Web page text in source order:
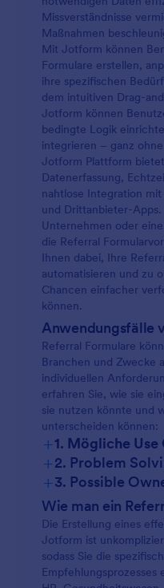
Missverständnisse
Maßnahmen
Mit Jotform können
Formulare erstellen,
ihre spezifischen
dem intuitiven Drag-
Jotform können
bedingte Logik
integrieren – ganz
Jotform Plattform
Datenerfassung,
nahtlose Integration
und Drittanbieter-Apps.
Unternehmen oder
die Referral
Ihnen dabei, Ihre
automatisieren und zu
Chancen einfacher
können.
Anwendungsfälle
Referral Formulare
Branchen und Zwecke
individuellen
erfahren Sie, wie sie
sie nutzen könnte und
unterscheiden können:
+1. Mögliche Use
+2. Problem
+3. Possible
Wie man ein
Die Erstellung eines
Jotform ist
sodass Sie die